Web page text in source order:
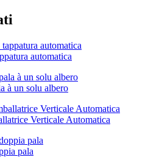
automatica
à un solu albero
Verticale Automatica
pala